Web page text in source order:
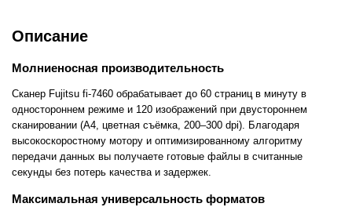
Описание
Молниеносная производительность
Сканер Fujitsu fi-7460 обрабатывает до 60 страниц в минуту в
одностороннем режиме и 120 изображений при двустороннем
сканировании (A4, цветная съёмка, 200–300 dpi). Благодаря
высокоскоростному мотору и оптимизированному алгоритму
передачи данных вы получаете готовые файлы в считанные
секунды без потерь качества и задержек.
Максимальная универсальность форматов